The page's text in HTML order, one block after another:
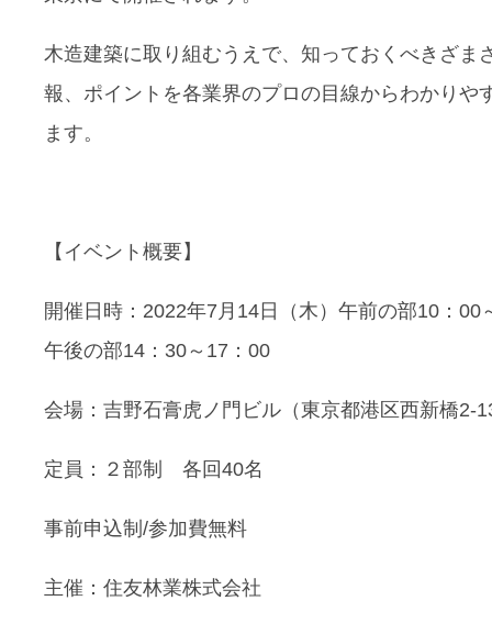
木造建築に取り組むうえで、知っておくべきざま
報、ポイントを各業界のプロの目線からわかりや
ます。
【イベント概要】
開催日時：2022年7月14日（木）午前の部10：
午後の部14：30～17：00
会場：吉野石膏虎ノ門ビル（東京都港区西新橋2-
定員：２部制 各回40名
事前申込制/参加費無料
主催：住友林業株式会社